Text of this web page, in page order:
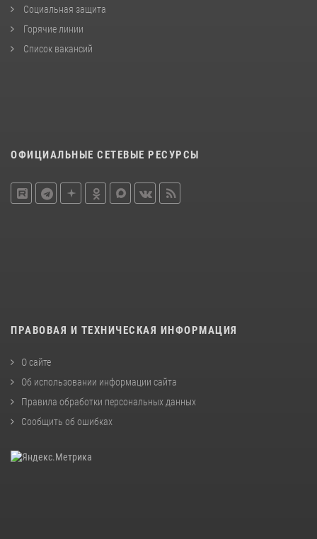
Социальная защита
Горячие линии
Список вакансий
ОФИЦИАЛЬНЫЕ СЕТЕВЫЕ РЕСУРСЫ
ПРАВОВАЯ И ТЕХНИЧЕСКАЯ ИНФОРМАЦИЯ
О сайте
Об использовании информации сайта
Правила обработки персональных данных
Сообщить об ошибках